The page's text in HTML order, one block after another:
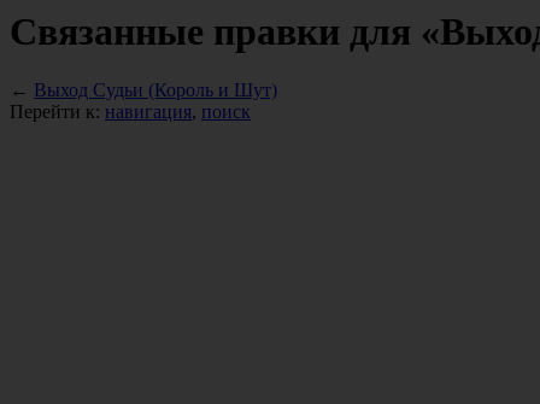
Связанные правки для
← Выход Судьи (Король и Шут)
Перейти к: навигация, поиск